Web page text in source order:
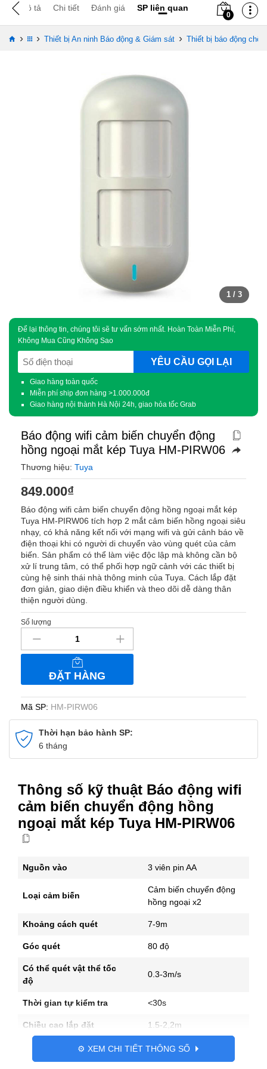
Mô tả Chi tiết Đánh giá SP liên quan
0
› › Thiết bị An ninh Báo động & Giám sát › Thiết bị báo động
1 / 3
Để lại thông tin, chúng tôi sẽ tư vấn sớm nhất. Hoàn Toàn Miễn Phí,
Không Mua Cũng Không Sao
SĐT
(Required)
Giao hàng toàn quốc
Miễn phí ship đơn hàng >1.000.000đ
Giao hàng nội thành Hà Nội 24h, giao hỏa tốc Grab
Báo động wifi cảm biến chuyển động
hồng ngoại mắt kép Tuya HM-PIRW06
Thương hiệu: Tuya
849.000₫
Báo động wifi cảm biến chuyển động hồng ngoại mắt kép
Tuya HM-PIRW06 tích hợp 2 mắt cảm biến hồng ngoại siêu
nhạy, có khả năng kết nối với mạng wifi và gửi cảnh báo về
điện thoại khi có người di chuyển vào vùng quét của cảm
biến. Sản phẩm có thể làm việc độc lập mà không cần bộ
xử lí trung tâm, có thể phối hợp ngữ cảnh với các thiết bị
cùng hệ sinh thái nhà thông minh của Tuya. Cách lắp đặt
đơn giản, giao diện điều khiển và theo dõi dễ dàng thân
thiện người dùng.
Báo
động
wifi
động
ngoại
mắt
kép
HM-
PIRW06
số
lượng
Số lượng
ĐẶT HÀNG
Mã SP: HM-PIRW06
Thời hạn bảo hành SP:
6 tháng
Thông số kỹ thuật Báo động wifi
cảm biến chuyển động hồng
ngoại mắt kép Tuya HM-PIRW06
Nguồn vào 3 viên pin AA
Loại cảm biến
Cảm biến chuyển động
hồng ngoại x2
Khoảng cách quét 7-9m
Góc quét 80 độ
Có thể quét vật thể tốc
độ
0.3-3m/s
Thời gian tự kiểm tra <30s
Chiều cao lắp đặt 1.5-2,2m
Hỗ trợ nền tảng Android/ IOS
⚙️ XEM CHI TIẾT THÔNG SỐ